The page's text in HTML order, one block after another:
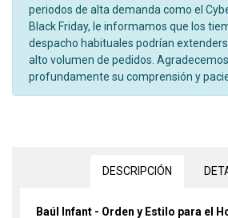
periodos de alta demanda como el
Black Friday, le informamos que los
despacho habituales podrían
alto volumen de pedidos. Agradecemos
profundamente su comprensión y
DESCRIPCIÓN
Baúl Infant - Orden y Estilo para el